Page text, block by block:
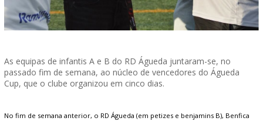
As equipas de infantis A e B do RD Águeda juntaram-se, no
passado fim de semana, ao núcleo de vencedores do Águeda
Cup, que o clube organizou em cinco dias.
No fim de semana anterior, o RD Águeda (em petizes e benjamins B), Benfica